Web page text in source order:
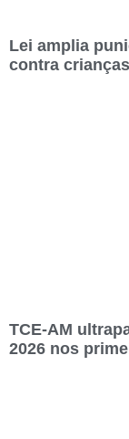
Lei amplia
contra
TCE-AM
2026 nos